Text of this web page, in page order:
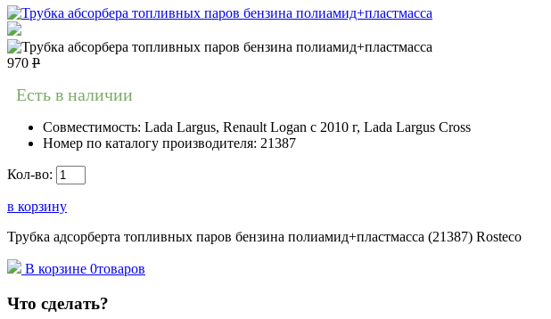
970 Р
Есть в наличии
Совместимость: Lada Largus, Renault Logan c 2010 г, Lada Largus Cross
Номер по каталогу производителя: 21387
Кол-во:
в корзину
Трубка адсорберта топливных паров бензина полиамид+пластмасса (21387) Rosteco
В корзине 0товаров
Что сделать?